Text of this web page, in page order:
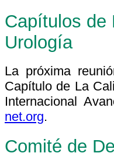
Capítulos de
Urología
La próxima
Capítulo de La
Internacional
net.org.
Comité de